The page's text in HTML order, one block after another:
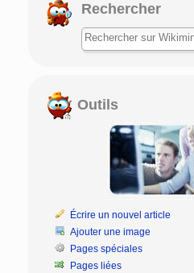
Rechercher
Outils
Écrire un nouvel article
Ajouter une image
Pages spéciales
Pages liées